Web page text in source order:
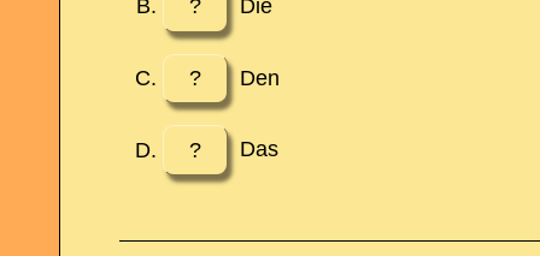
? Die
? Den
? Das